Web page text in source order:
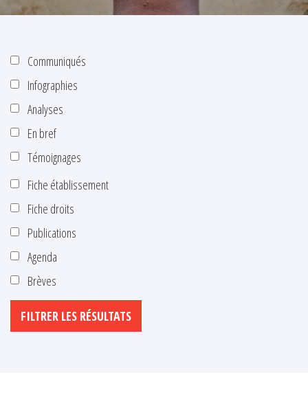
Communiqués
Infographies
Analyses
En bref
Témoignages
Fiche établissement
Fiche droits
Publications
Agenda
Brèves